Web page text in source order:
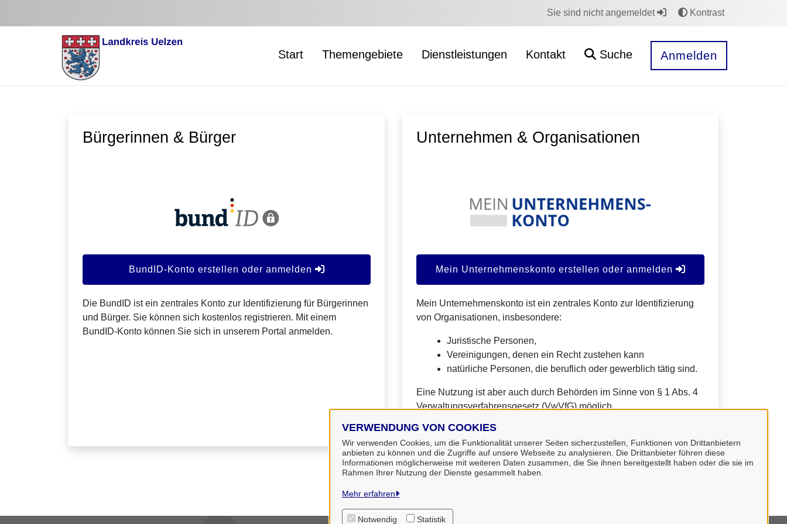
VERWENDUNG VON COOKIES
Wir verwenden Cookies, um die Funktionalität unserer Seiten sicherzustellen, Funktionen von Drittanbietern
anbieten zu können und die Zugriffe auf unsere Webseite zu analysieren. Die Drittanbieter führen diese
Informationen möglicherweise mit weiteren Daten zusammen, die Sie ihnen bereitgestellt haben oder die sie im
Rahmen Ihrer Nutzung der Dienste gesammelt haben.
Mehr erfahren
Notwendig Statistik
Sie sind nicht angemeldet Kontrast
Start Themengebiete Dienstleistungen Kontakt Suche Anmelden
Bürgerinnen & Bürger
BundID-Konto erstellen oder anmelden
Die BundID ist ein zentrales Konto zur Identifizierung für Bürgerinnen
und Bürger. Sie können sich kostenlos registrieren. Mit einem
BundID-Konto können Sie sich in unserem Portal anmelden.
Unternehmen & Organisationen
Mein Unternehmenskonto erstellen oder anmelden
Mein Unternehmenskonto ist ein zentrales Konto zur Identifizierung
von Organisationen, insbesondere:
Juristische Personen,
Vereinigungen, denen ein Recht zustehen kann
natürliche Personen, die beruflich oder gewerblich tätig sind.
Eine Nutzung ist aber auch durch Behörden im Sinne von § 1 Abs. 4
Verwaltungsverfahrensgesetz (VwVfG) möglich.